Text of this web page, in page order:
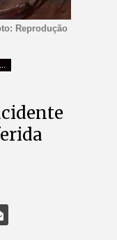
Reprodução
DO IGUAÇU